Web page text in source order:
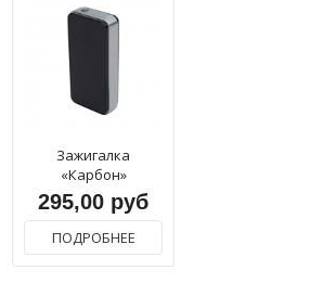
Зажигалка
«Карбон»
295,00 руб
ПОДРОБНЕЕ